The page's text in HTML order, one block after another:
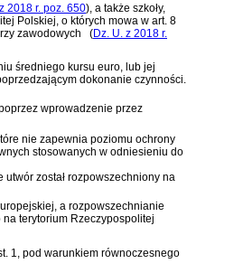
z 2018 r. poz. 650) , a także szkoły,
Polskiej, o których mowa w art. 8
zawodowych (Dz. U. z 2018 r.
średniego kursu euro, lub jej
dokonanie czynności.
wprowadzenie przez
nie zapewnia poziomu ochrony
stosowanych w odniesieniu do
został rozpowszechniony na
a rozpowszechnianie
terytorium Rzeczypospolitej
1, pod warunkiem równoczesnego